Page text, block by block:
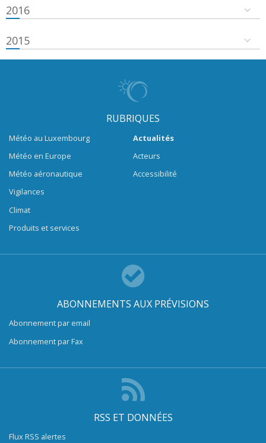
2016
2015
RUBRIQUES
Météo au Luxembourg
Météo en Europe
Météo aéronautique
Vigilances
Climat
Produits et services
Actualités
Acteurs
Accessibilité
ABONNEMENTS AUX PRÉVISIONS
Abonnement par email
Abonnement par Fax
RSS ET DONNÉES
Flux RSS alertes